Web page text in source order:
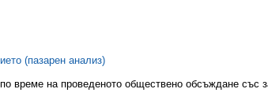
(пазарен анализ)
време на проведеното обществено обсъждане със